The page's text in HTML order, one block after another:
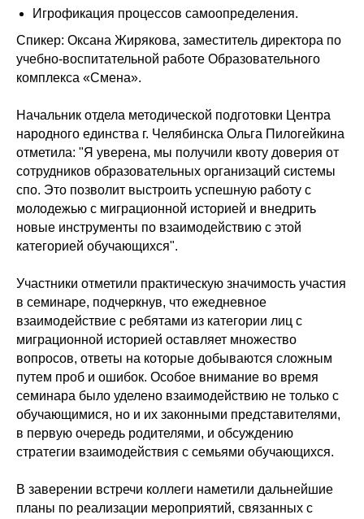
Игрофикация процессов самоопределения.
Спикер: Оксана Жирякова, заместитель директора по
учебно-воспитательной работе Образовательного
комплекса «Смена».
Начальник отдела методической подготовки Центра
народного единства г. Челябинска Ольга Пилогейкина
отметила: "Я уверена, мы получили квоту доверия от
сотрудников образовательных организаций системы
спо. Это позволит выстроить успешную работу с
молодежью с миграционной историей и внедрить
новые инструменты по взаимодействию с этой
категорией обучающихся".
Участники отметили практическую значимость участия
в семинаре, подчеркнув, что ежедневное
взаимодействие с ребятами из категории лиц с
миграционной историей оставляет множество
вопросов, ответы на которые добываются сложным
путем проб и ошибок. Особое внимание во время
семинара было уделено взаимодействию не только с
обучающимися, но и их законными представителями,
в первую очередь родителями, и обсуждению
стратегии взаимодействия с семьями обучающихся.
В заверении встречи коллеги наметили дальнейшие
планы по реализации мероприятий, связанных с